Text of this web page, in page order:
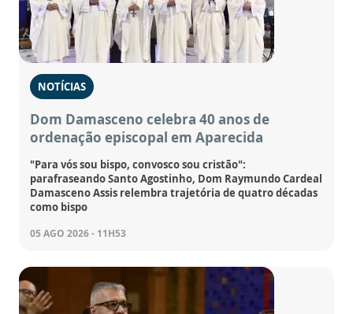
NOTÍCIAS
Dom Damasceno celebra 40 anos de
ordenação episcopal em Aparecida
"Para vós sou bispo, convosco sou cristão":
parafraseando Santo Agostinho, Dom Raymundo Cardeal
Damasceno Assis relembra trajetória de quatro décadas
como bispo
05 AGO 2026 - 11H53